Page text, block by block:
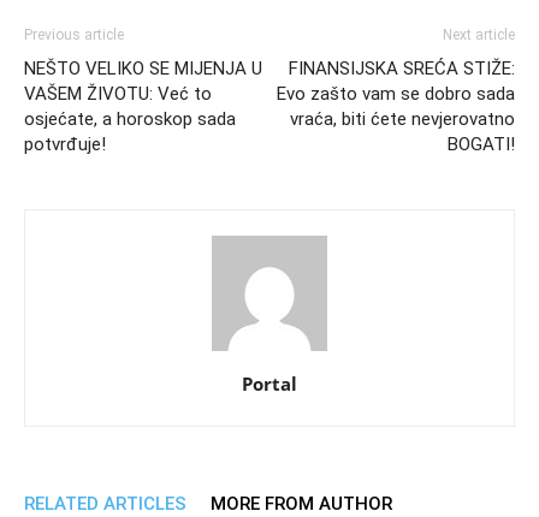
Previous article
NEŠTO VELIKO SE MIJENJA U
VAŠEM ŽIVOTU: Već to
osjećate, a horoskop sada
potvrđuje!
Next article
FINANSIJSKA SREĆA STIŽE:
Evo zašto vam se dobro sada
vraća, biti ćete nevjerovatno
BOGATI!
Portal
RELATED ARTICLES MORE FROM AUTHOR